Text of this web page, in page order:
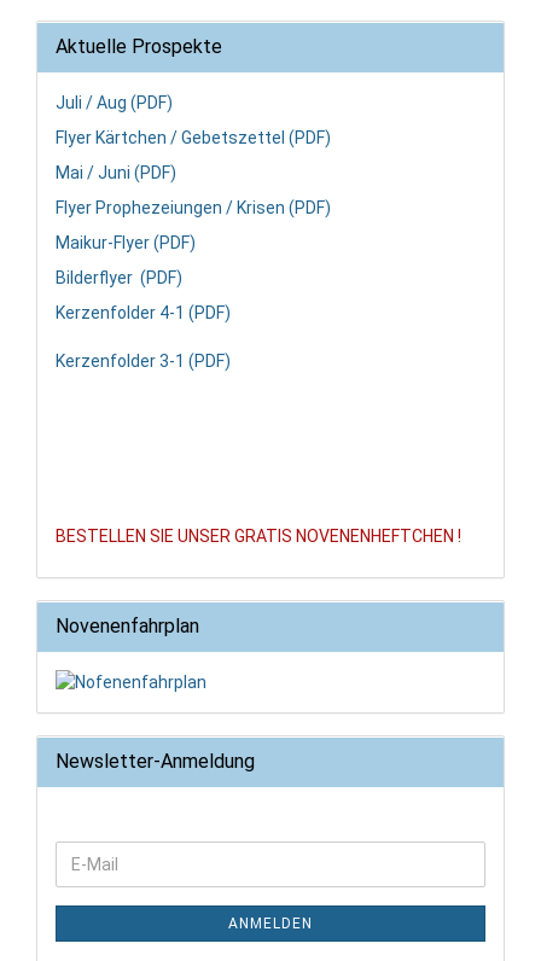
Aktuelle Prospekte
Juli / Aug (PDF)
Flyer Kärtchen / Gebetszettel (PDF)
Mai / Juni (PDF)
Flyer Prophezeiungen / Krisen (PDF)
Maikur-Flyer (PDF)
Bilderflyer (PDF)
Kerzenfolder 4-1 (PDF)
Kerzenfolder 3-1 (PDF)
BESTELLEN SIE UNSER GRATIS NOVENENHEFTCHEN !
Novenenfahrplan
Newsletter-Anmeldung
WEITER
ZUR
NEWSLETTER-
E-
Mail
ANMELDEN